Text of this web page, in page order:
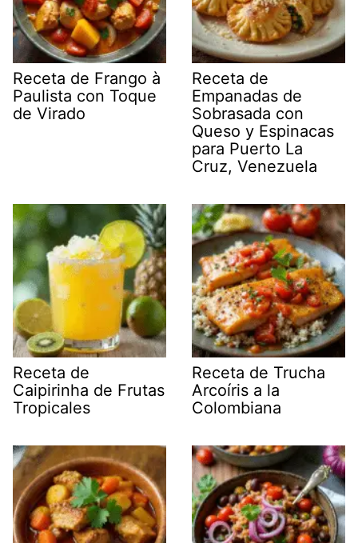
Receta de Frango à
Paulista con Toque
de Virado
Receta de
Empanadas de
Sobrasada con
Queso y Espinacas
para Puerto La
Cruz, Venezuela
Receta de
Caipirinha de Frutas
Tropicales
Receta de Trucha
Arcoíris a la
Colombiana